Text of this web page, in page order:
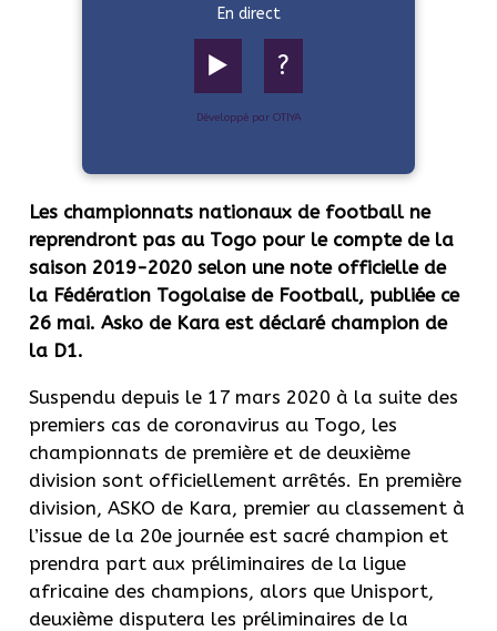
En direct
▶️ ?
Développé par OTIYA
Les championnats nationaux de football ne
reprendront pas au Togo pour le compte de la
saison 2019-2020 selon une note officielle de
la Fédération Togolaise de Football, publiée ce
26 mai. Asko de Kara est déclaré champion de
la D1.
Suspendu depuis le 17 mars 2020 à la suite des
premiers cas de coronavirus au Togo, les
championnats de première et de deuxième
division sont officiellement arrêtés. En première
division, ASKO de Kara, premier au classement à
l’issue de la 20e journée est sacré champion et
prendra part aux préliminaires de la ligue
africaine des champions, alors que Unisport,
deuxième disputera les préliminaires de la